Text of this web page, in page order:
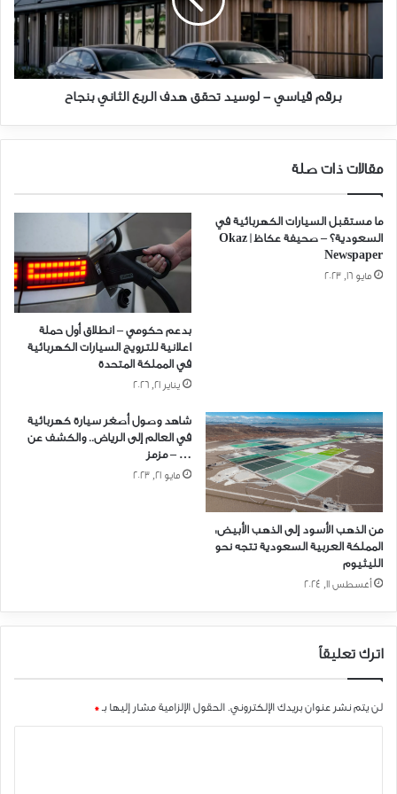
innovation
mobilitytech
SaudiEVs
sustainablemobility الطاقة المتجددة
المركبات الكهربائية
محطة شحن سيارات كهربائية
الثاني
بنجاح
برقم قياسي - لوسيد تحقق هدف الربع الثاني بنجاح
مقالات ذات صلة
ما مستقبل السيارات الكهربائية في
السعودية؟ – صحيفة عكاظ | Okaz
Newspaper
مايو 16, 2023
بدعم حكومي – انطلاق أول حملة
اعلانية للترويج السيارات الكهربائية
في المملكة المتحدة
يناير 21, 2026
من الذهب الأسود إلى الذهب الأبيض:
المملكة العربية السعودية تتجه نحو
الليثيوم
أغسطس 11, 2024
شاهد وصول أصغر سيارة كهربائية
في العالم إلى الرياض.. والكشف عن
… – مزمز
مايو 21, 2023
اترك تعليقاً
لن يتم نشر عنوان بريدك الإلكتروني. الحقول الإلزامية مشار إليها بـ *